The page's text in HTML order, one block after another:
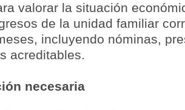
valorar la situación
de la unidad familiar
incluyendo nóminas,
acreditables.
necesaria